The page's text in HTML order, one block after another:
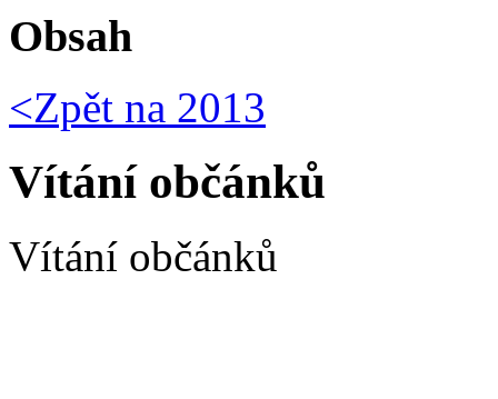
Obsah
<Zpět na 2013
Vítání občánků
Vítání občánků